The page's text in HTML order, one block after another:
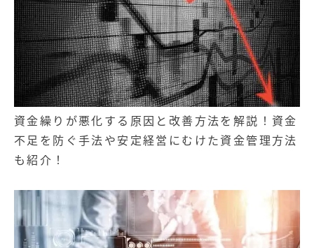
資金繰りが悪化する原因と改善方法を解説！資金
不足を防ぐ手法や安定経営にむけた資金管理方法
も紹介！